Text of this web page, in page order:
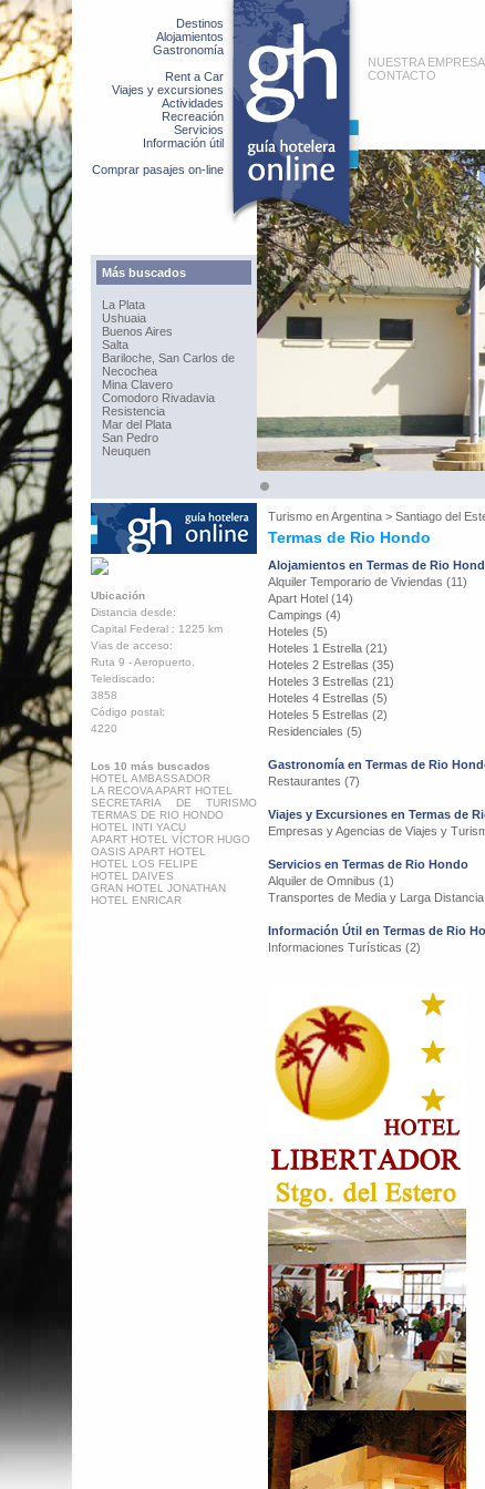
Destinos
Alojamientos
Gastronomía
Rent a Car
Viajes y excursiones
Actividades
Recreación
Servicios
Información útil
Comprar pasajes on-line
Más buscados
La Plata
Ushuaia
Buenos Aires
Salta
Bariloche, San Carlos de
Necochea
Mina Clavero
Comodoro Rivadavia
Resistencia
Mar del Plata
San Pedro
Neuquen
NUESTRA EMPRESA
CONTACTO
Turismo enArgentina > Santiago del
Termas de Rio Hondo
Ubicación
Distancia desde:
Capital Federal : 1225 km
Vias de acceso:
Ruta 9 - Aeropuerto.
Telediscado:
3858
Código postal:
4220
Los 10 más buscados
HOTEL AMBASSADOR
LA RECOVA APART HOTEL
SECRETARIA DE TURISMO
TERMAS DE RIO HONDO
HOTEL INTI YACU
APART HOTEL VÍCTOR HUGO
OASIS APART HOTEL
HOTEL LOS FELIPE
HOTEL DAIVES
GRAN HOTEL JONATHAN
HOTEL ENRICAR
Alojamientos en Termas de Rio
Alquiler Temporario de Viviendas (11)
Apart Hotel (14)
Campings (4)
Hoteles (5)
Hoteles 1 Estrella (21)
Hoteles 2 Estrellas (35)
Hoteles 3 Estrellas (21)
Hoteles 4 Estrellas (5)
Hoteles 5 Estrellas (2)
Residenciales (5)
Gastronomía en Termas de Rio
Restaurantes (7)
Viajes y Excursiones en Termas de
Empresas y Agencias de Viajes y
Servicios en Termas de Rio Hondo
Alquiler de Omnibus (1)
Transportes de Media y Larga
Información Útil en Termas de Rio
Informaciones Turísticas (2)